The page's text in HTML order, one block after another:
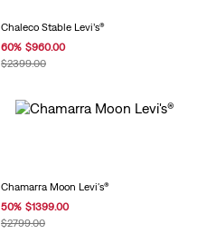
Chaleco Stable Levi’s®
60% $960.00
$2399.00
Chamarra Moon Levi's®
50% $1399.00
$2799.00